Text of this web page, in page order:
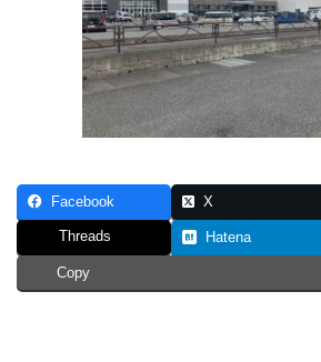
Facebook X
Threads Hatena
Copy